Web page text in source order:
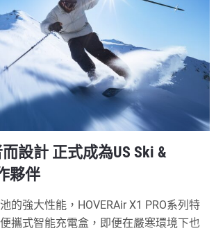
設計 正式成為US Ski &
夥伴
的強大性能，HOVERAir X1 PRO系列特
攜式智能充電盒，即便在嚴寒環境下也